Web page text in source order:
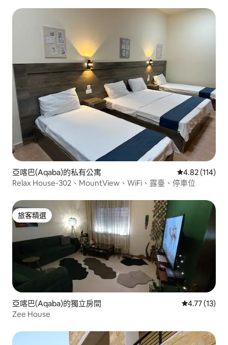
亞喀巴(Aqaba)的私有公寓 從 114 則評價
4.82 (114)
Relax House-302、MountView、WiFi、露臺、停車位
旅客精選
旅客精選
亞喀巴(Aqaba)的獨立房間 從 13 則評價
4.77 (13)
Zee House